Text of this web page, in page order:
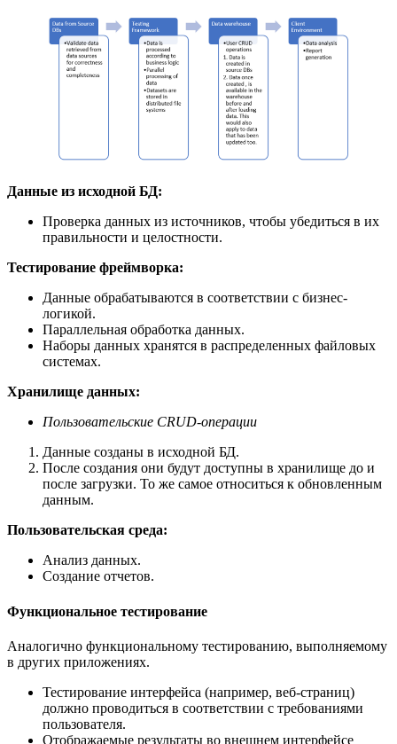
Данные из исходной БД:
Проверка данных из источников, чтобы убедиться в их
правильности и целостности.
Тестирование фреймворка:
Данные обрабатываются в соответствии с бизнес-
логикой.
Параллельная обработка данных.
Наборы данных хранятся в распределенных файловых
системах.
Хранилище данных:
Пользовательские CRUD-операции
Данные созданы в исходной БД.
После создания они будут доступны в хранилище до и
после загрузки. То же самое относиться к обновленным
данным.
Пользовательская среда:
Анализ данных.
Создание отчетов.
Функциональное тестирование
Аналогично функциональному тестированию, выполняемому
в других приложениях.
Тестирование интерфейса (например, веб-страниц)
должно проводиться в соответствии с требованиями
пользователя.
Отображаемые результаты во внешнем интерфейсе